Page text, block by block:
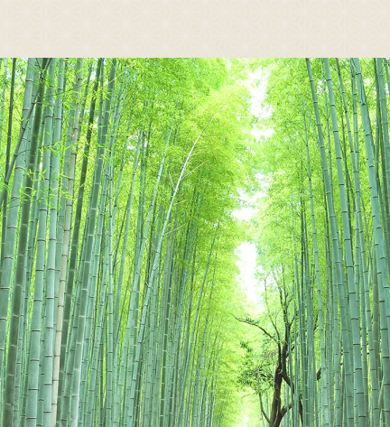
ride a Sagano Romantic Train
搭乘遊覽小火車
行駛日
時刻表
票價、乘車券
座位
身體障礙人士（無障礙服務）
about Sagano Romantic Train
關於嵯峨野遊覽小火車
什麼是嵯峨野遊覽小火車
各季節的享受方式
旅遊介紹
常見問題
公告